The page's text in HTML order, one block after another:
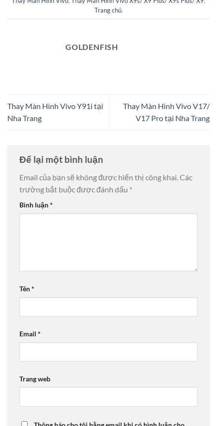
Trang chủ.
GOLDENFISH
Thay Màn Hình Vivo Y91i tại
Nha Trang
Thay Màn Hình Vivo V17/
V17 Pro tại Nha Trang
Để lại một bình luận
Email của bạn sẽ không được hiển thị công khai.Các
trường bắt buộc được đánh dấu *
Bình luận*
Tên*
Email *
Trang web